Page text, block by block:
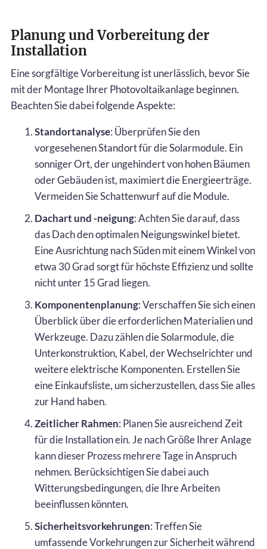
Planung und Vorbereitung der
Installation
Eine sorgfältige Vorbereitung ist unerlässlich, bevor Sie
mit der Montage Ihrer Photovoltaikanlage beginnen.
Beachten Sie dabei folgende Aspekte:
Standortanalyse: Überprüfen Sie den
vorgesehenen Standort für die Solarmodule. Ein
sonniger Ort, der ungehindert von hohen Bäumen
oder Gebäuden ist, maximiert die Energieerträge.
Vermeiden Sie Schattenwurf auf die Module.
Dachart und -neigung: Achten Sie darauf, dass
das Dach den optimalen Neigungswinkel bietet.
Eine Ausrichtung nach Süden mit einem Winkel von
etwa 30 Grad sorgt für höchste Effizienz und sollte
nicht unter 15 Grad liegen.
Komponentenplanung: Verschaffen Sie sich einen
Überblick über die erforderlichen Materialien und
Werkzeuge. Dazu zählen die Solarmodule, die
Unterkonstruktion, Kabel, der Wechselrichter und
weitere elektrische Komponenten. Erstellen Sie
eine Einkaufsliste, um sicherzustellen, dass Sie alles
zur Hand haben.
Zeitlicher Rahmen: Planen Sie ausreichend Zeit
für die Installation ein. Je nach Größe Ihrer Anlage
kann dieser Prozess mehrere Tage in Anspruch
nehmen. Berücksichtigen Sie dabei auch
Witterungsbedingungen, die Ihre Arbeiten
beeinflussen könnten.
Sicherheitsvorkehrungen: Treffen Sie
umfassende Vorkehrungen zur Sicherheit während